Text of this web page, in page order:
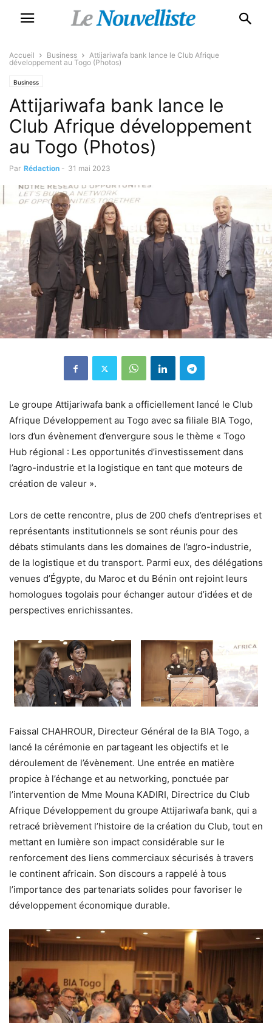
Accueil Business
Attijariwafa bank lance le Club Afrique
développement au Togo (Photos)
Business
Attijariwafa bank lance le
Club Afrique développement
au Togo (Photos)
Par Rédaction - 31 mai 2023
Le groupe Attijariwafa bank a officiellement lancé le Club
Afrique Développement au Togo avec sa filiale BIA Togo,
lors d’un évènement d’envergure sous le thème « Togo
Hub régional : Les opportunités d’investissement dans
l’agro-industrie et la logistique en tant que moteurs de
création de valeur ».
Lors de cette rencontre, plus de 200 chefs d’entreprises et
représentants institutionnels se sont réunis pour des
débats stimulants dans les domaines de l’agro-industrie,
de la logistique et du transport. Parmi eux, des délégations
venues d’Égypte, du Maroc et du Bénin ont rejoint leurs
homologues togolais pour échanger autour d’idées et de
perspectives enrichissantes.
Faissal CHAHROUR, Directeur Général de la BIA Togo, a
lancé la cérémonie en partageant les objectifs et le
déroulement de l’évènement. Une entrée en matière
propice à l’échange et au networking, ponctuée par
l’intervention de Mme Mouna KADIRI, Directrice du Club
Afrique Développement du groupe Attijariwafa bank, qui a
retracé brièvement l’histoire de la création du Club, tout en
mettant en lumière son impact considérable sur le
renforcement des liens commerciaux sécurisés à travers
le continent africain. Son discours a rappelé à tous
l’importance des partenariats solides pour favoriser le
développement économique durable.